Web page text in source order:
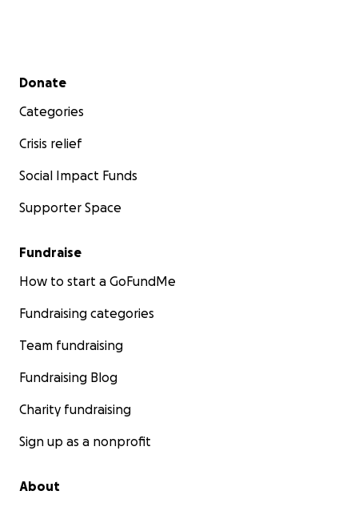
Secondary menu
Donate
Categories
Crisis relief
Social Impact Funds
Supporter Space
Fundraise
How to start a GoFundMe
Fundraising categories
Team fundraising
Fundraising Blog
Charity fundraising
Sign up as a nonprofit
About